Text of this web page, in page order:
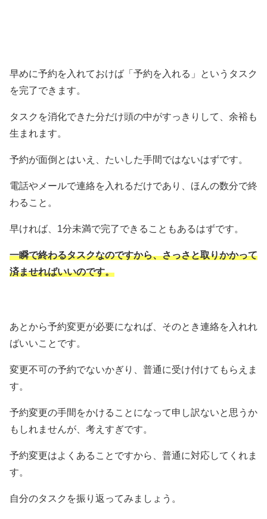
早めに予約を入れておけば「予約を入れる」というタスク
を完了できます。
タスクを消化できた分だけ頭の中がすっきりして、余裕も
生まれます。
予約が面倒とはいえ、たいした手間ではないはずです。
電話やメールで連絡を入れるだけであり、ほんの数分で終
わること。
早ければ、1分未満で完了できることもあるはずです。
一瞬で終わるタスクなのですから、さっさと取りかかって
済ませればいいのです。
あとから予約変更が必要になれば、そのとき連絡を入れれ
ばいいことです。
変更不可の予約でないかぎり、普通に受け付けてもらえま
す。
予約変更の手間をかけることになって申し訳ないと思うか
もしれませんが、考えすぎです。
予約変更はよくあることですから、普通に対応してくれま
す。
自分のタスクを振り返ってみましょう。